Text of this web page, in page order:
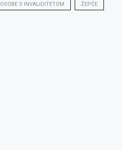
OSOBE S INVALIDITETOM ŽEPČE